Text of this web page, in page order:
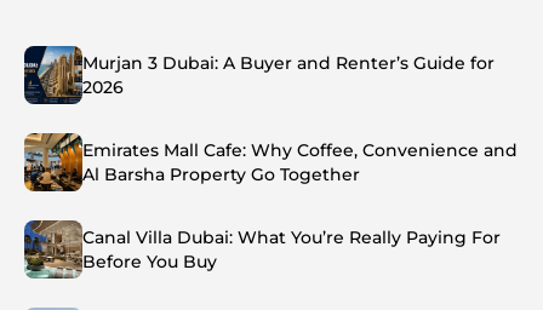
Murjan 3 Dubai: A Buyer and Renter’s Guide for
2026
Emirates Mall Cafe: Why Coffee, Convenience and
Al Barsha Property Go Together
Canal Villa Dubai: What You’re Really Paying For
Before You Buy